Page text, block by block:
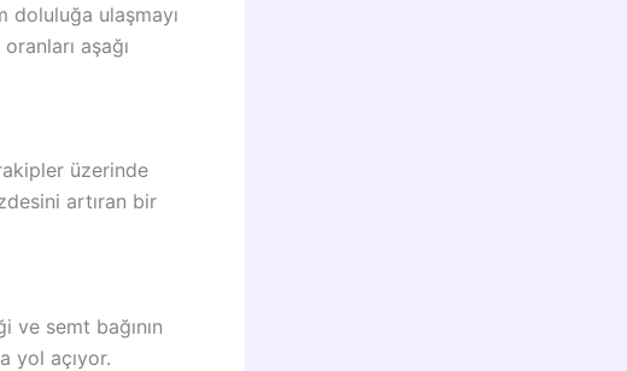
doluluğa ulaşmayı
aşağı
üzerinde
artıran bir
semt bağının
yol açıyor.